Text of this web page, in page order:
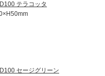
テラコッタ
セージグリーン